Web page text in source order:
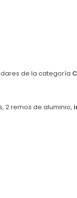
de la categoría C
2 remos de aluminio,